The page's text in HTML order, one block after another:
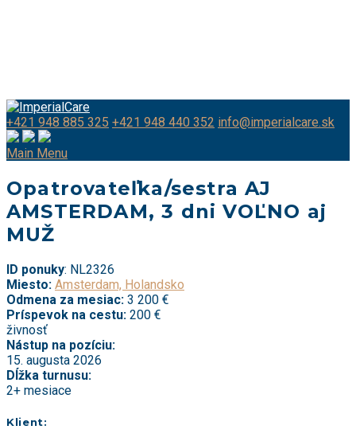
+421 948 885 325 +421 948 440 352 info@imperialcare.sk
Main Menu
Opatrovateľka/sestra AJ
AMSTERDAM, 3 dni VOĽNO aj
MUŽ
ID ponuky: NL2326
Miesto: Amsterdam, Holandsko
Odmena za mesiac: 3 200 €
Príspevok na cestu: 200 €
živnosť
Nástup na pozíciu:
15. augusta 2026
Dĺžka turnusu:
2+ mesiace
Klient: